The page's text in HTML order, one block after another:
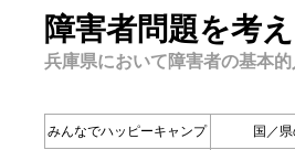
障害者問題を考
兵庫県において障害者の基本
みんなでハッピーキャンプ 国／